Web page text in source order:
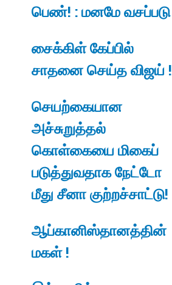
பெண்! : மனமே வசப்படு
சைக்கிள் கேப்பில்
சாதனை செய்த விஜய் !
செயற்கையான
அச்சுறுத்தல்
கொள்கையை மிகைப்
படுத்துவதாக நேட்டோ
மீது சீனா குற்றச்சாட்டு!
ஆப்கானிஸ்தானத்தின்
மகள் !